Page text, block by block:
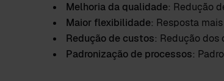
Melhoria da qualidade: Redução
Maior flexibilidade: Resposta
Redução de custos: Redução dos
Padronização de processos: